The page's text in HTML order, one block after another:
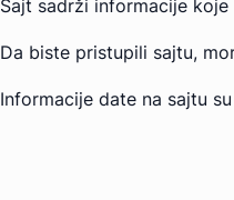
Sajt sadrži informacije
Da biste pristupili sajtu,
Informacije date na sajtu